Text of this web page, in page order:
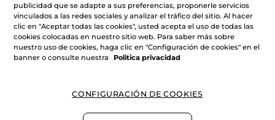
AÑADIR A MI
CESTA
AÑADIR A MI
CESTA
publicidad que se adapte a sus preferencias, proponerle servicios
vinculados a las redes sociales y analizar el tráfico del sitio. Al hacer
clic en "Aceptar todas las cookies", usted acepta el uso de todas las
cookies colocadas en nuestro sitio web. Para saber más sobre
nuestro uso de cookies, haga clic en "Configuración de cookies" en el
banner o consulte nuestra
Politica privacidad
CONFIGURACIÓN DE COOKIES